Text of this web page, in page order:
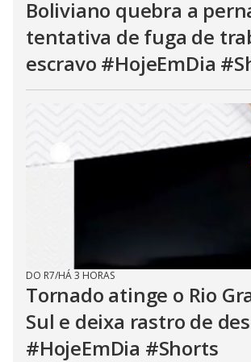
Boliviano quebra a
tentativa de fuga de
escravo #HojeEmDia
DO R7/HÁ 3 HORAS
Tornado atinge o Rio
Sul e deixa rastro de
#HojeEmDia #Shorts